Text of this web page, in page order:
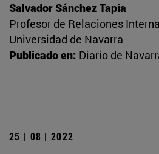
Salvador Sánchez Tapia
Profesor de Relaciones
Universidad de Navarra
Publicado en: Diario de
25 | 08 | 2022